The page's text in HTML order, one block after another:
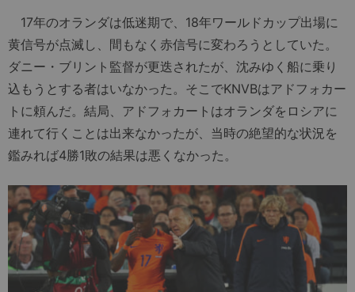
17年のオランダは低迷期で、18年ワールドカップ出場に
黄信号が点滅し、間もなく赤信号に変わろうとしていた。
ダニー・ブリント監督が更迭されたが、沈みゆく船に乗り
込もうとする者はいなかった。そこでKNVBはアドフォカー
トに頼んだ。結局、アドフォカートはオランダをロシアに
連れて行くことは出来なかったが、当時の絶望的な状況を
鑑みれば4勝1敗の結果は悪くなかった。